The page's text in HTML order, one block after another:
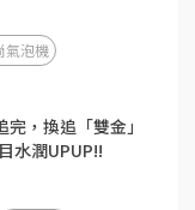
氣泡機
完，換追「雙金」
水潤UPUP!!